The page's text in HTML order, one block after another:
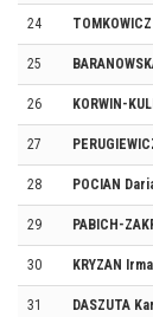
24
25
26 KORWIN-
27
28 POCIAN
29 PABICH-
30 KRYZAN Irma
31 DASZUTA